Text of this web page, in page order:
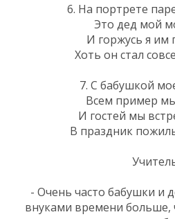
6. На портрете
Это дед мой
И горжусь я им
Хоть он стал
7. С бабушкой
Всем пример
И гостей мы
В праздник
- Очень часто бабушки и
внуками времени больше,